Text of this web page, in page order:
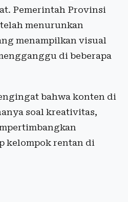
Pemerintah Provinsi
menurunkan
menampilkan visual
di beberapa
bahwa konten di
soal kreativitas,
kelompok rentan di